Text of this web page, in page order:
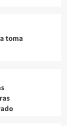
toma